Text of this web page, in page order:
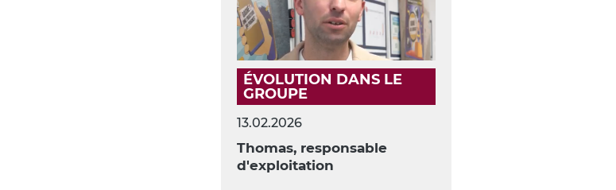
ÉVOLUTION DANS LE
GROUPE
13.02.2026
Thomas, responsable
d'exploitation